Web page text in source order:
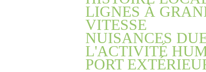
LIGNES À
VITESSE
NUISANCES
L'ACTIVITÉ
PORT